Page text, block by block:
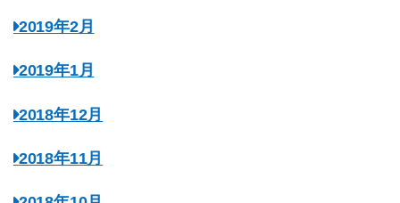
2019年2月
2019年1月
2018年12月
2018年11月